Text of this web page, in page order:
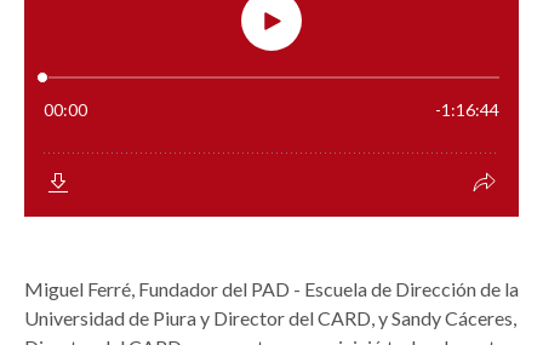
Miguel Ferré, Fundador del PAD - Escuela de Dirección de la
Universidad de Piura y Director del CARD, y Sandy Cáceres,